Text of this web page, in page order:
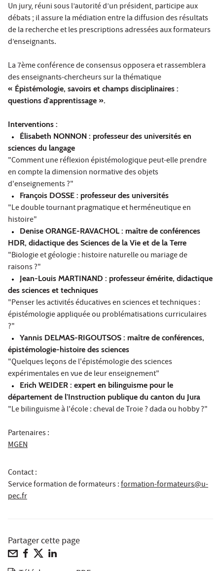
Un jury, réuni sous l’autorité d’un président, participe aux
débats ; il assure la médiation entre la diffusion des résultats
de la recherche et les prescriptions adressées aux formateurs
d’enseignants.
La 7ème conférence de consensus opposera et rassemblera
des enseignants-chercheurs sur la thématique
« Épistémologie, savoirs et champs disciplinaires :
questions d'apprentissage ».
Interventions :
Élisabeth NONNON : professeur des universités en
sciences du langage
"Comment une réflexion épistémologique peut-elle prendre
en compte la dimension normative des objets
d'enseignements ?"
François DOSSE : professeur des universités
"Le double tournant pragmatique et herméneutique en
histoire"
Denise ORANGE-RAVACHOL : maître de conférences
HDR, didactique des Sciences de la Vie et de la Terre
"Biologie et géologie : histoire naturelle ou mariage de
raisons ?"
Jean-Louis MARTINAND : professeur émérite, didactique
des sciences et techniques
"Penser les activités éducatives en sciences et techniques :
épistémologie appliquée ou problématisations curriculaires
?"
Yannis DELMAS-RIGOUTSOS : maître de conférences,
épistémologie-histoire des sciences
"Quelques leçons de l'épistémologie des sciences
expérimentales en vue de leur enseignement"
Erich WEIDER : expert en bilinguisme pour le
département de l'Instruction publique du canton du Jura
"Le bilinguisme à l'école : cheval de Troie ? dada ou hobby ?"
Partenaires :
MGEN
Contact :
Service formation de formateurs:formation-formateurs@u-
pec.fr
Partager cette page